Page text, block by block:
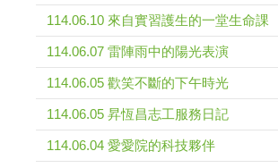
114.06.10 來自實習護生的一堂生命課
114.06.07 雷陣雨中的陽光表演
114.06.05 歡笑不斷的下午時光
114.06.05 昇恆昌志工服務日記
114.06.04 愛愛院的科技夥伴